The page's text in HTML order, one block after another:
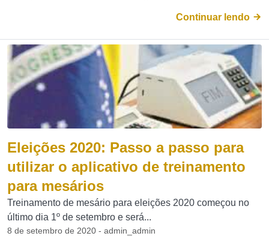
Continuar lendo
Eleições 2020: Passo a passo para
utilizar o aplicativo de treinamento
para mesários
Treinamento de mesário para eleições 2020 começou no
último dia 1º de setembro e será...
8 de setembro de 2020 - admin_admin